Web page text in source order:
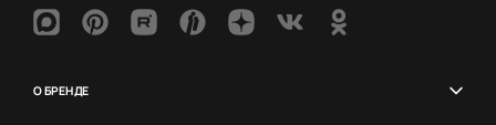
О БРЕНДЕ